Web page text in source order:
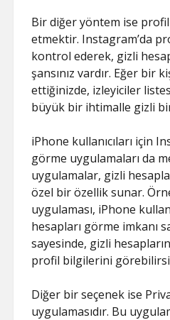
Bir diğer yöntem ise
etmektir. Instagram’da
kontrol ederek, gizli
şansınız vardır. Eğer bir
ettiğinizde, izleyiciler
büyük bir ihtimalle gizli
iPhone kullanıcıları için
görme uygulamaları da
uygulamalar, gizli
özel bir özellik sunar.
uygulaması, iPhone
hesapları görme imkanı
sayesinde, gizli
profil bilgilerini
Diğer bir seçenek ise
uygulamasıdır. Bu